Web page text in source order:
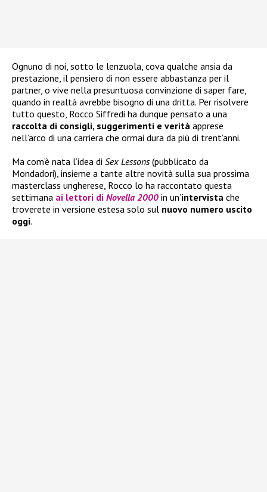
Ognuno di noi, sotto le lenzuola, cova qualche ansia da
prestazione, il pensiero di non essere abbastanza per il
partner, o vive nella presuntuosa convinzione di saper fare,
quando in realtà avrebbe bisogno di una dritta. Per risolvere
tutto questo, Rocco Siffredi ha dunque pensato a una
raccolta di consigli, suggerimenti e verità apprese
nell’arco di una carriera che ormai dura da più di trent’anni.
Ma com’è nata l’idea di Sex Lessons(pubblicato da
Mondadori), insieme a tante altre novità sulla sua prossima
masterclass ungherese, Rocco lo ha raccontato questa
settimana ai lettori di Novella 2000 in un’intervista che
troverete in versione estesa solo sul nuovo numero uscito
oggi.